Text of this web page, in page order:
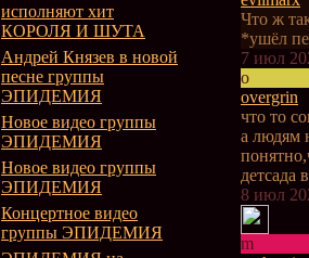
исполняют хит
КОРОЛЯ И ШУТА
Андрей Князев в новой
песне группы
ЭПИДЕМИЯ
Новое видео группы
ЭПИДЕМИЯ
Новое видео группы
ЭПИДЕМИЯ
Концертное видео
группы ЭПИДЕМИЯ
Что ж
*ушёл
7 июл
o
overgrin
что то
а людям
детсада
8 июл
m